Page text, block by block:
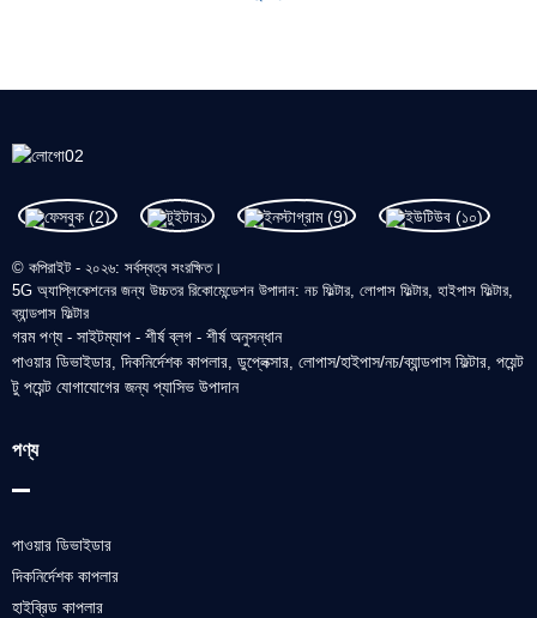
© কপিরাইট - ২০২৬: সর্বস্বত্ব সংরক্ষিত।
5G অ্যাপ্লিকেশনের জন্য উচ্চতর রিকোমেন্ডেশন উপাদান: নচ ফিল্টার, লোপাস ফিল্টার, হাইপাস ফিল্টার,
ব্যান্ডপাস ফিল্টার
গরম পণ্য -সাইটম্যাপ -শীর্ষ ব্লগ -শীর্ষ অনুসন্ধান
পাওয়ার ডিভাইডার ,দিকনির্দেশক কাপলার ,ডুপ্লেক্সার ,লোপাস/হাইপাস/নচ/ব্যান্ডপাস ফিল্টার ,পয়েন্ট
টু পয়েন্ট যোগাযোগের জন্য প্যাসিভ উপাদান
পণ্য
পাওয়ার ডিভাইডার
দিকনির্দেশক কাপলার
হাইব্রিড কাপলার